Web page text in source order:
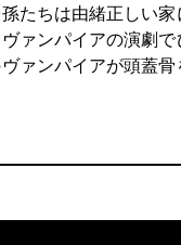
たちは由緒正しい
ァンパイアの演劇
ァンパイアが頭蓋